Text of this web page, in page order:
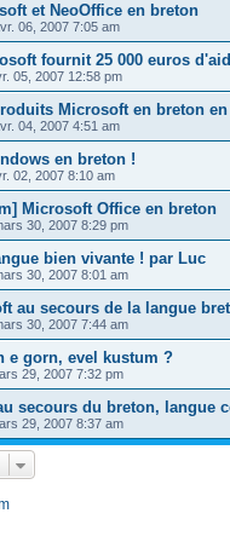
et NeoOffice en breton
06, 2007 7:05 am
fournit 25 000 euros
05, 2007 12:58 pm
Microsoft en breton
04, 2007 4:51 am
en breton !
02, 2007 8:10 am
Microsoft Office en breton
30, 2007 8:29 pm
bien vivante ! par Luc
30, 2007 8:01 am
au secours de la langue
30, 2007 7:44 am
e gorn, evel kustum ?
29, 2007 7:32 pm
secours du breton, langue
29, 2007 8:37 am